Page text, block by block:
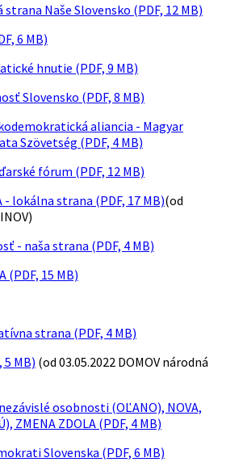
Naše Slovensko (PDF, 12 MB)
6 MB)
hnutie (PDF, 9 MB)
Slovensko (PDF, 8 MB)
aliancia - Magyar
Szövetség (PDF, 4 MB)
fórum (PDF, 12 MB)
- lokálna strana (PDF, 17 MB)(od
- naša strana (PDF, 4 MB)
(PDF, 15 MB)
strana (PDF, 4 MB)
5 MB) (od 03.05.2022 DOMOV národná
osobnosti (OĽANO), NOVA,
ZMENA ZDOLA (PDF, 4 MB)
Slovenska (PDF, 6 MB)